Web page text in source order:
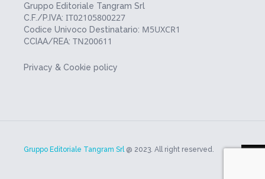
Gruppo Editoriale Tangram Srl
C.F./P.IVA: IT02105800227
Codice Univoco Destinatario: M5UXCR1
CCIAA/REA: TN200611
Privacy & Cookie policy
Gruppo Editoriale Tangram Srl@ 2023. All right reserved.